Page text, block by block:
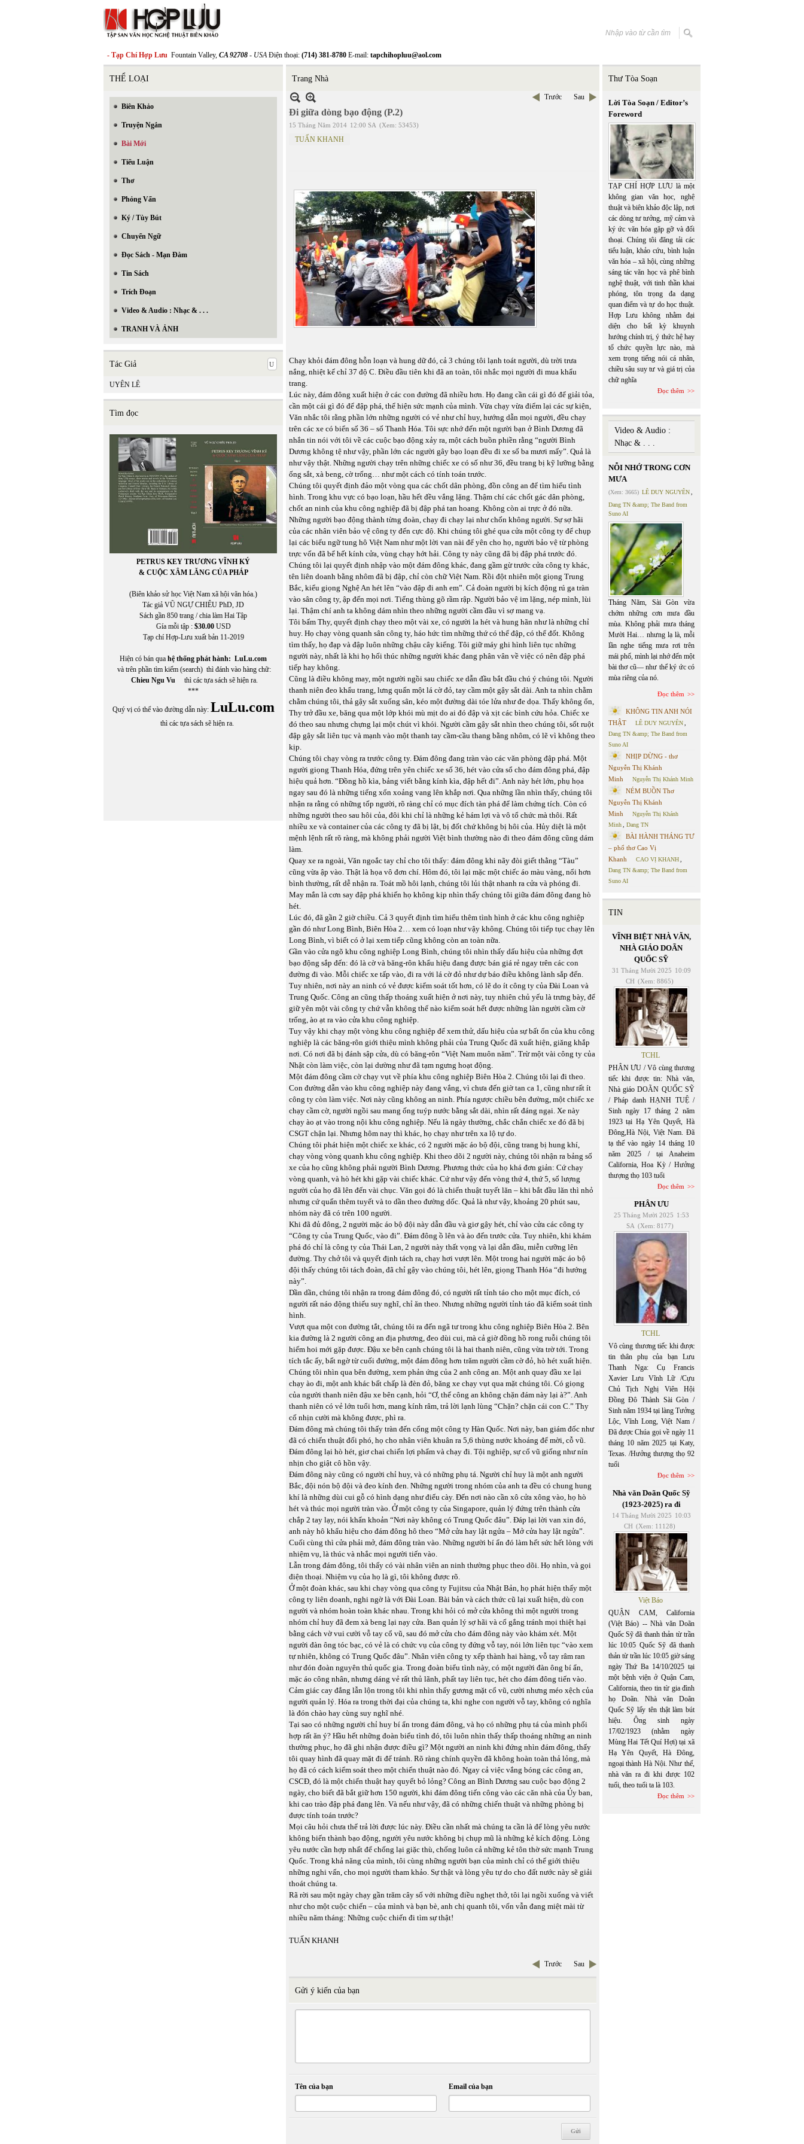
- Tạp Chí Hợp Lưu Fountain Valley, CA 92708 - USAĐiện thoại: (714) 381-8780 E-mail: tapchihopluu@aol.com
THỂ LOẠI
Biên Khảo
Truyện Ngắn
Bài Mới
Tiểu Luận
Thơ
Phỏng Vấn
Ký / Tùy Bút
Chuyển Ngữ
Đọc Sách - Mạn Đàm
Tin Sách
Trích Đoạn
Video & Audio : Nhạc & . . .
TRANH VÀ ẢNH
Tác Giả
UYÊN LÊ
Tìm đọc
PETRUS KEY TRƯƠNG VĨNH KÝ
& CUỘC XÂM LĂNG CỦA PHÁP
(Biên khảo sử học Việt Nam xã hội văn hóa.)
Tác giả VŨ NGỰ CHIÊU PhD, JD
Sách gần 850 trang / chia làm Hai Tập
Gía mỗi tập : $30.00USD
Tạp chí Hợp-Lưu xuất bản 11-2019
Hiện có bán qua hệ thống phát hành: LuLu.com
và trên phần tìm kiếm (search) thì đánh vào hàng chữ:
Chieu Ngu Vu thì các tựa sách sẽ hiện ra.
***
Quý vị có thể vào đường dẫn này: LuLu.com
thì các tựa sách sẽ hiện ra.
Trang Nhà
Trước Sau
Đi giữa dòng bạo động (P.2)
15 Tháng Năm 2014 12:00 SA (Xem: 53453)
TUẤN KHANH
Chạy khỏi đám đông hỗn loạn và hung dữ đó, cả 3 chúng tôi lạnh toát người, dù trời trưa
nắng, nhiệt kế chỉ 37 độ C. Điều đầu tiên khi đã an toàn, tôi nhắc mọi người đi mua khẩu
trang.
Lúc này, đám đông xuất hiện ở các con đường đã nhiều hơn. Họ đang cần cái gì đó để giải tỏa,
cần một cái gì đó để đập phá, thể hiện sức mạnh của mình. Vừa chạy vừa điểm lại các sự kiện,
Văn nhắc tôi rằng phần lớn những người có vẻ như chỉ huy, hướng dẫn mọi người, đều chạy
trên các xe có biển số 36 – số Thanh Hóa. Tôi sực nhớ đến một người bạn ở Bình Dương đã
nhắn tin nói với tôi về các cuộc bạo động xảy ra, một cách buồn phiền rằng “người Bình
Dương không tệ như vậy, phần lớn các người gây bạo loạn đều đi xe số ba mươi mấy”. Quả là
như vậy thật. Những người chạy trên những chiếc xe có số như 36, đều trang bị kỹ lưỡng bằng
ống sắt, xà beng, cờ trống… như một cách có tính toán trước.
Chúng tôi quyết định đảo một vòng qua các chốt dân phòng, đồn công an để tìm hiểu tình
hình. Trong khu vực có bạo loạn, hầu hết đều vắng lặng. Thậm chí các chốt gác dân phòng,
chốt an ninh của khu công nghiệp đã bị đập phá tan hoang. Không còn ai trực ở đó nữa.
Những người bạo động thành từng đoàn, chạy đi chạy lại như chốn không người. Sự sợ hãi
của các nhân viên bảo vệ công ty đến cực độ. Khi chúng tôi ghé qua cửa một công ty để chụp
lại các biểu ngữ tung hô Việt Nam như một lời van nài để yên cho họ, người bảo vệ từ phòng
trực vốn đã bể hết kính cửa, vùng chạy hớt hải. Công ty này cũng đã bị đập phá trước đó.
Chúng tôi lại quyết định nhập vào một đám đông khác, đang gầm gừ trước cửa công ty khác,
tên liên doanh bằng nhôm đã bị đập, chỉ còn chữ Việt Nam. Rồi đột nhiên một giọng Trung
Bắc, kiểu giọng Nghệ An hét lên “vào đập đi anh em”. Cả đoàn người bị kích động rú ga tràn
vào sân công ty, ập đến mọi nơi. Tiếng thùng gõ rầm rập. Người bảo vệ im lặng, nép mình, lùi
lại. Thậm chí anh ta không dám nhìn theo những người cầm đầu vì sợ mang vạ.
Tôi bấm Thy, quyết định chạy theo một vài xe, có người la hét và hung hãn như là những chỉ
huy. Họ chạy vòng quanh sân công ty, háo hức tìm những thứ có thể đập, có thể đốt. Không
tìm thấy, họ đạp và đập luôn những chậu cây kiểng. Tôi giữ máy ghi hình liên tục những
người này, nhất là khi họ hối thúc những người khác đang phân vân về việc có nên đập phá
tiếp hay không.
Cũng là điều không may, một người ngồi sau chiếc xe dẫn đầu bắt đầu chú ý chúng tôi. Người
thanh niên đeo khẩu trang, lưng quấn một lá cờ đỏ, tay cầm một gậy sắt dài. Anh ta nhìn chằm
chằm chúng tôi, thả gậy sắt xuống sân, kéo một đường dài tóe lửa như đe dọa. Thấy không ổn,
Thy trở đầu xe, băng qua một lớp khói mù mịt do ai đó đập và xịt các bình cứu hỏa. Chiếc xe
đó theo sau nhưng chựng lại một chút vì khói. Người cầm gậy sắt nhìn theo chúng tôi, sốt ruột
đập gậy sắt liên tục và mạnh vào một thanh tay cầm-cầu thang bằng nhôm, có lẽ vì không theo
kịp.
Chúng tôi chạy vòng ra trước công ty. Đám đông đang tràn vào các văn phòng đập phá. Một
người giọng Thanh Hóa, đứng trên yên chiếc xe số 36, hét vào cửa sổ cho đám đông phá, đập
hiệu quả hơn. “Đồng hồ kìa, bảng viết bằng kính kìa, đập hết đi”. Anh này hét lớn, phụ họa
ngay sau đó là những tiếng xổn xoảng vang lên khắp nơi. Qua những lần nhìn thấy, chúng tôi
nhận ra rằng có những tốp người, rõ ràng chỉ có mục đích tàn phá để làm chứng tích. Còn có
những người theo sau hôi của, đôi khi chỉ là những kẻ hám lợi và vô tổ chức mà thôi. Rất
nhiều xe và container của các công ty đã bị lật, bị đốt chứ không bị hôi của. Hủy diệt là một
mệnh lệnh rất rõ ràng, mà không phải người Việt bình thường nào đi theo đám đông cũng dám
làm.
Quay xe ra ngoài, Văn ngoắc tay chỉ cho tôi thấy: đám đông khi nãy đòi giết thằng “Tàu”
cũng vừa ập vào. Thật là họa vô đơn chí. Hôm đó, tôi lại mặc một chiếc áo màu vàng, nổi hơn
bình thường, rất dễ nhận ra. Toát mồ hôi lạnh, chúng tôi lủi thật nhanh ra cửa và phóng đi.
May mắn là cơn say đập phá khiến họ không kịp nhìn thấy chúng tôi giữa đám đông đang hò
hét.
Lúc đó, đã gần 2 giờ chiều. Cả 3 quyết định tìm hiểu thêm tình hình ở các khu công nghiệp
gần đó như Long Bình, Biên Hòa 2… xem có loạn như vậy không. Chúng tôi tiếp tục chạy lên
Long Bình, vì biết có ở lại xem tiếp cũng không còn an toàn nữa.
Gần vào cửa ngõ khu công nghiệp Long Bình, chúng tôi nhìn thấy dấu hiệu của những đợt
bạo động sắp đến: đó là cờ và băng-rôn khẩu hiệu đang được bán giá rẻ ngay trên các con
đường đi vào. Mỗi chiếc xe tấp vào, đi ra với lá cờ đỏ như dự báo điều không lành sắp đến.
Tuy nhiên, nơi này an ninh có vẻ được kiểm soát tốt hơn, có lẽ do ít công ty của Đài Loan và
Trung Quốc. Công an cũng thấp thoáng xuất hiện ở nơi này, tuy nhiên chủ yếu là trưng bày, để
giữ yên một vài công ty chứ vẫn không thể nào kiểm soát hết được những làn người cầm cờ
trống, ào ạt ra vào cửa khu công nghiệp.
Tuy vậy khi chạy một vòng khu công nghiệp để xem thử, dấu hiệu của sự bất ổn của khu công
nghiệp là các băng-rôn giới thiệu mình không phải của Trung Quốc đã xuất hiện, giăng khắp
nơi. Có nơi đã bị đánh sập cửa, dù có băng-rôn “Việt Nam muôn năm”. Trừ một vài công ty của
Nhật còn làm việc, còn lại dường như đã tạm ngưng hoạt động.
Một đám đông cầm cờ chạy vụt về phía khu công nghiệp Biên Hòa 2. Chúng tôi lại đi theo.
Con đường dẫn vào khu công nghiệp này đang vắng, vì chưa đến giờ tan ca 1, cũng như rất ít
công ty còn làm việc. Nơi này cũng không an ninh. Phía ngược chiều bên đường, một chiếc xe
chạy cầm cờ, người ngồi sau mang ống tuýp nước bằng sắt dài, nhìn rất đáng ngại. Xe này
chạy ào ạt vào trong nội khu công nghiệp. Nếu là ngày thường, chắc chắn chiếc xe đó đã bị
CSGT chận lại. Nhưng hôm nay thì khác, họ chạy như trên xa lộ tự do.
Chúng tôi phát hiện một chiếc xe khác, có 2 người mặc áo bộ đội, cũng trang bị hung khí,
chạy vòng vòng quanh khu công nghiệp. Khi theo dõi 2 người này, chúng tôi nhận ra bảng số
xe của họ cũng không phải người Bình Dương. Phương thức của họ khá đơn giản: Cứ chạy
vòng quanh, và hò hét khi gặp vài chiếc khác. Cứ như vậy đến vòng thứ 4, thứ 5, số lượng
người của họ đã lên đến vài chục. Văn gọi đó là chiến thuật tuyết lăn – khi bắt đầu lăn thì nhỏ
nhưng cứ quấn thêm tuyết và to dần theo đường dốc. Quả là như vậy, khoảng 20 phút sau,
nhóm này đã có trên 100 người.
Khi đã đủ đông, 2 người mặc áo bộ đội này dẫn đầu và giơ gậy hét, chỉ vào cửa các công ty
“Công ty của Trung Quốc, vào đi”. Đám đông ồ lên và ào đến trước cửa. Tuy nhiên, khi khám
phá đó chỉ là công ty của Thái Lan, 2 người này thất vọng và lại dẫn đầu, miễn cưỡng lên
đường. Thy chở tôi và quyết định tách ra, chạy hơi vượt lên. Một trong hai người mặc áo bộ
đội thấy chúng tôi tách đoàn, đã chỉ gậy vào chúng tôi, hét lên, giọng Thanh Hóa “đi hướng
này”.
Dần dần, chúng tôi nhận ra trong đám đông đó, có người rất tỉnh táo cho một mục đích, có
người rất náo động thiếu suy nghĩ, chỉ ăn theo. Nhưng những người tỉnh táo đã kiểm soát tình
hình.
Vượt qua một con đường tắt, chúng tôi ra đến ngã tư trong khu công nghiệp Biên Hòa 2. Bên
kia đường là 2 người công an địa phương, đeo dùi cui, mà cả giờ đồng hồ rong ruỗi chúng tôi
hiếm hoi mới gặp được. Đậu xe bên cạnh chúng tôi là hai thanh niên, cũng vừa trờ tới. Trong
tích tắc ấy, bất ngờ từ cuối đường, một đám đông hơn trăm người cầm cờ đỏ, hò hét xuất hiện.
Chúng tôi nhìn qua bên đường, xem phản ứng của 2 anh công an. Một anh quay đầu xe lại
chạy ào đi, một anh khác bất chấp là đèn đỏ, băng xe chạy vụt qua mặt chúng tôi. Có giọng
của người thanh niên đậu xe bên cạnh, hỏi “Ơ, thế công an không chặn đám này lại à?”. Anh
thanh niên có vẻ lớn tuổi hơn, mang kính râm, trả lời lạnh lùng “Chặn? chặn cái con C.” Thy
cố nhịn cười mà không được, phì ra.
Đám đông mà chúng tôi thấy tràn đến cổng một công ty Hàn Quốc. Nơi này, ban giám đốc như
đã có chiến thuật đối phó, họ cho nhân viên khuân ra 5,6 thùng nước khoáng để mời, cỗ vũ.
Đám đông lại hò hét, giơ chai chiến lợi phẩm và chạy đi. Tội nghiệp, sự cổ vũ giống như nín
nhịn cho giật cô hồn vậy.
Đám đông này cũng có người chỉ huy, và có những phụ tá. Người chỉ huy là một anh người
Bắc, đội nón bộ đội và đeo kính đen. Những người trong nhóm của anh ta đều có chung hung
khí là những dùi cui gỗ có hình dạng như điếu cày. Đến nơi nào cần xô cửa xông vào, họ hò
hét và thúc mọi người tràn vào. Ở một công ty của Singapore, quản lý đứng trên thành cửa
chắp 2 tay lạy, nói khẩn khoản “Nơi này không có Trung Quốc đâu”. Đáp lại lời van xin đó,
anh này hô khẩu hiệu cho đám đông hô theo “Mở cửa hay lật ngửa – Mở cửa hay lật ngửa”.
Cuối cùng thì cửa phải mở, đám đông tràn vào. Những người bí ẩn đó làm hết sức hết lòng với
nhiệm vụ, là thúc và nhắc mọi người tiến vào.
Lẫn trong đám đông, tôi thấy có vài nhân viên an ninh thường phục theo dõi. Họ nhìn, và gọi
điện thoại. Nhiệm vụ của họ là gì, tôi không được rõ.
Ở một đoàn khác, sau khi chạy vòng qua công ty Fujitsu của Nhật Bản, họ phát hiện thấy một
công ty liên doanh, nghi ngờ là với Đài Loan. Bài bản và cách thức cũ lại xuất hiện, dù con
người và nhóm hoàn toàn khác nhau. Trong khi hỏi có mở cửa không thì một người trong
nhóm chỉ huy đã đem xà beng lại nạy cửa. Ban quản lý sợ hãi và cố gắng tránh mọi thiệt hại
bằng cách vờ vui cười vỗ tay cổ vũ, sau đó mở cửa cho đám đông này vào khám xét. Một
người đàn ông tóc bạc, có vẻ là có chức vụ của công ty đứng vỗ tay, nói lớn liên tục “vào xem
tự nhiên, không có Trung Quốc đâu”. Nhân viên công ty xếp thành hai hàng, vỗ tay râm ran
như đón đoàn nguyên thủ quốc gia. Trong đoàn biểu tình này, có một người đàn ông bí ẩn,
mặc áo công nhân, nhưng dáng vẻ rất thủ lãnh, phất tay liên tục, hét cho đám đông tiến vào.
Cảm giác cay đắng lẫn lộn trong tôi khi nhìn thấy gương mặt cổ vũ, cười nhưng méo xệch của
người quản lý. Hóa ra trong thời đại của chúng ta, khi nghe con người vỗ tay, không có nghĩa
là đón chào hay cùng suy nghĩ nhé.
Tại sao có những người chỉ huy bí ẩn trong đám đông, và họ có những phụ tá của mình phối
hợp rất ăn ý? Hầu hết những đoàn biểu tình đó, tôi luôn nhìn thấy thấp thoáng những an ninh
thường phục, họ đã ghi nhận được điều gì? Một người an ninh khi đứng nhìn đám đông, thấy
tôi quay hình đã quay mặt đi để tránh. Rõ ràng chính quyền đã không hoàn toàn thả lỏng, mà
họ đã có cách kiểm soát theo một chiến thuật nào đó. Ngay cả việc vắng bóng các công an,
CSCĐ, đó là một chiến thuật hay quyết bỏ lỏng? Công an Bình Dương sau cuộc bạo động 2
ngày, cho biết đã bắt giữ hơn 150 người, khi đám đông tiến công vào các căn nhà của Ủy ban,
khi cao trào đập phá đang lên. Và nếu như vậy, đã có những chiến thuật và những phòng bị
được tính toán trước?
Mọi câu hỏi chưa thể trả lời được lúc này. Điều cần nhất mà chúng ta cần là để lòng yêu nước
không biến thành bạo động, người yêu nước không bị chụp mũ là những kẻ kích động. Lòng
yêu nước cần hợp nhất để chống lại giặc thù, chống luôn cả những kẻ tôn thờ sức mạnh Trung
Quốc. Trong khả năng của mình, tôi cùng những người bạn của mình chỉ có thể giới thiệu
những nghi vấn, cho mọi người tham khảo. Sự thật và lòng yêu tự do cho đất nước này sẽ giải
thoát chúng ta.
Rã rời sau một ngày chạy gần trăm cây số với những điều nghẹt thở, tôi lại ngồi xuống và viết
như cho một cuộc chiến – của mình và bạn bè, anh chị quanh tôi, vốn vẫn đang miệt mài từ
nhiều năm tháng: Những cuộc chiến đi tìm sự thật!
TUẤN KHANH
Trước Sau
Gửi ý kiến của bạn
Tên của bạn Email của bạn
Thư Tòa Soạn
Lời Tòa Soạn / Editor’s
Foreword
TẠP CHÍ HỢP LƯU là một
không gian văn học, nghệ
thuật và biên khảo độc lập, nơi
các dòng tư tưởng, mỹ cảm và
ký ức văn hóa gặp gỡ và đối
thoại. Chúng tôi đăng tải các
tiểu luận, khảo cứu, bình luận
văn hóa – xã hội, cùng những
sáng tác văn học và phê bình
nghệ thuật, với tinh thần khai
phóng, tôn trọng đa dạng
quan điểm và tự do học thuật.
Hợp Lưu không nhằm đại
diện cho bất kỳ khuynh
hướng chính trị, ý thức hệ hay
tổ chức quyền lực nào, mà
xem trọng tiếng nói cá nhân,
chiều sâu suy tư và giá trị của
chữ nghĩa
Đọc thêm
Video & Audio :
Nhạc & . . .
NỖI NHỚ TRONG CƠN
MƯA
(Xem: 3665) LÊ DUY NGUYÊN
Dang TN &amp; The Band from
Suno AI
Tháng Năm, Sài Gòn vừa
chớm những cơn mưa đầu
mùa. Không phải mưa tháng
Mười Hai… nhưng lạ là, mỗi
lần nghe tiếng mưa rơi trên
mái phố, mình lại nhớ đến một
bài thơ cũ— như thể ký ức có
mùa riêng của nó.
Đọc thêm
KHÔNG TIN ANH NÓI
THẬT
LÊ DUY NGUYÊN
Dang TN &amp; The Band from
Suno AI
NHỊP DỪNG - thơ
Nguyễn Thị Khánh
Minh
Nguyễn Thị Khánh Minh
NÉM BUỒN Thơ
Nguyễn Thị Khánh
Minh
Nguyễn Thị Khánh
Minh
Dang TN
BÀI HÀNH THÁNG TƯ
– phổ thơ Cao Vị
Khanh
CAO VỊ KHANH
Dang TN &amp; The Band from
Suno AI
TIN
VĨNH BIỆT NHÀ VĂN,
NHÀ GIÁO DOÃN
QUỐC SỸ
31 Tháng Mười 2025 10:09
CH (Xem: 8865)
TCHL
PHÂN ƯU / Vô cùng thương
tiếc khi được tin: Nhà văn,
Nhà giáo DOÃN QUỐC SỸ
/ Pháp danh HẠNH TUỆ /
Sinh ngày 17 tháng 2 năm
1923 tại Hạ Yên Quyết, Hà
Đông,Hà Nội, Việt Nam. Đã
tạ thế vào ngày 14 tháng 10
năm 2025 / tại Anaheim
California, Hoa Kỳ / Hưởng
thượng thọ 103 tuổi
Đọc thêm
PHÂN ƯU
25 Tháng Mười 2025 1:53
SA (Xem: 8177)
TCHL
Vô cùng thương tiếc khi được
tin thân phụ của bạn Lưu
Thanh Nga: Cụ Francis
Xavier Lưu Vĩnh Lữ /Cựu
Chủ Tịch Nghị Viên Hội
Đồng Đô Thành Sài Gòn /
Sinh năm 1934 tại làng Tưởng
Lộc, Vĩnh Long, Việt Nam /
Đã được Chúa gọi về ngày 11
tháng 10 năm 2025 tại Katy,
Texas. /Hưởng thượng thọ 92
tuổi
Đọc thêm
Nhà văn Doãn Quốc Sỹ
(1923-2025) ra đi
14 Tháng Mười 2025 10:03
CH (Xem: 11128)
Việt Báo
QUẬN CAM, California
(Việt Báo) -- Nhà văn Doãn
Quốc Sỹ đã thanh thản từ trần
lúc 10:05 Quốc Sỹ đã thanh
thản từ trần lúc 10:05 giờ sáng
ngày Thứ Ba 14/10/2025 tại
một bệnh viện ở Quận Cam,
California, theo tin từ gia đình
họ Doãn. Nhà văn Doãn
Quốc Sỹ lấy tên thật làm bút
hiệu. Ông sinh ngày
17/02/1923 (nhằm ngày
Mùng Hai Tết Quí Hợi) tại xã
Hạ Yên Quyết, Hà Đông,
ngoại thành Hà Nội. Như thế,
nhà văn ra đi khi được 102
tuổi, theo tuổi ta là 103.
Đọc thêm